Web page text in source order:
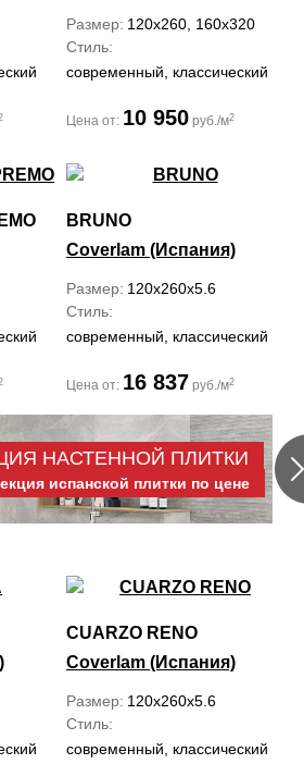
Размер 120x260, 160x320
Стиль
современный, классический
Цена от: 10 950 руб./м2
BRUNO
Coverlam (Испания)
Размер 120x260x5.6
Стиль
современный, классический
Цена от: 16 837 руб./м2
НАСТЕННОЙ ПЛИТКИ
испанской плитки по цене
CUARZO RENO
Coverlam (Испания)
Размер 120x260x5.6
Стиль
современный, классический